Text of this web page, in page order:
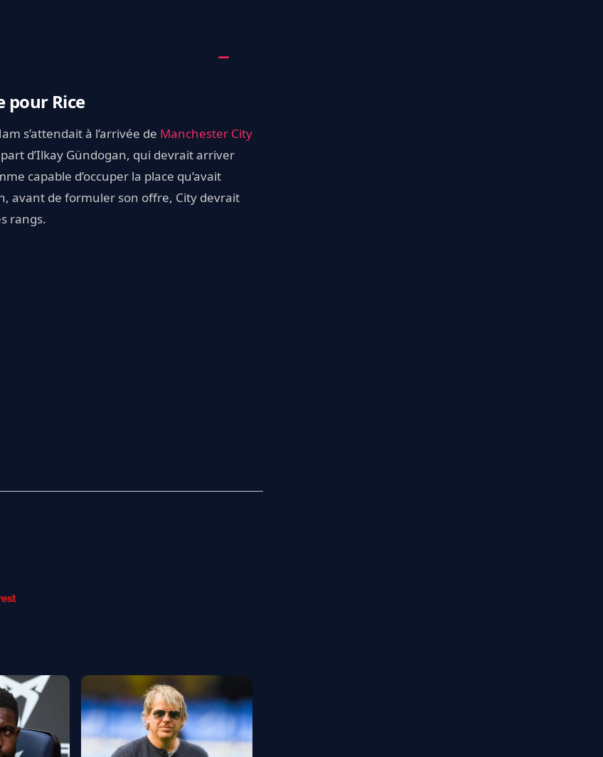
pour Rice
s’attendait à l’arrivée de Manchester City
d’Ilkay Gündogan, qui devrait arriver
capable d’occuper la place qu’avait
avant de formuler son offre, City devrait
rangs.